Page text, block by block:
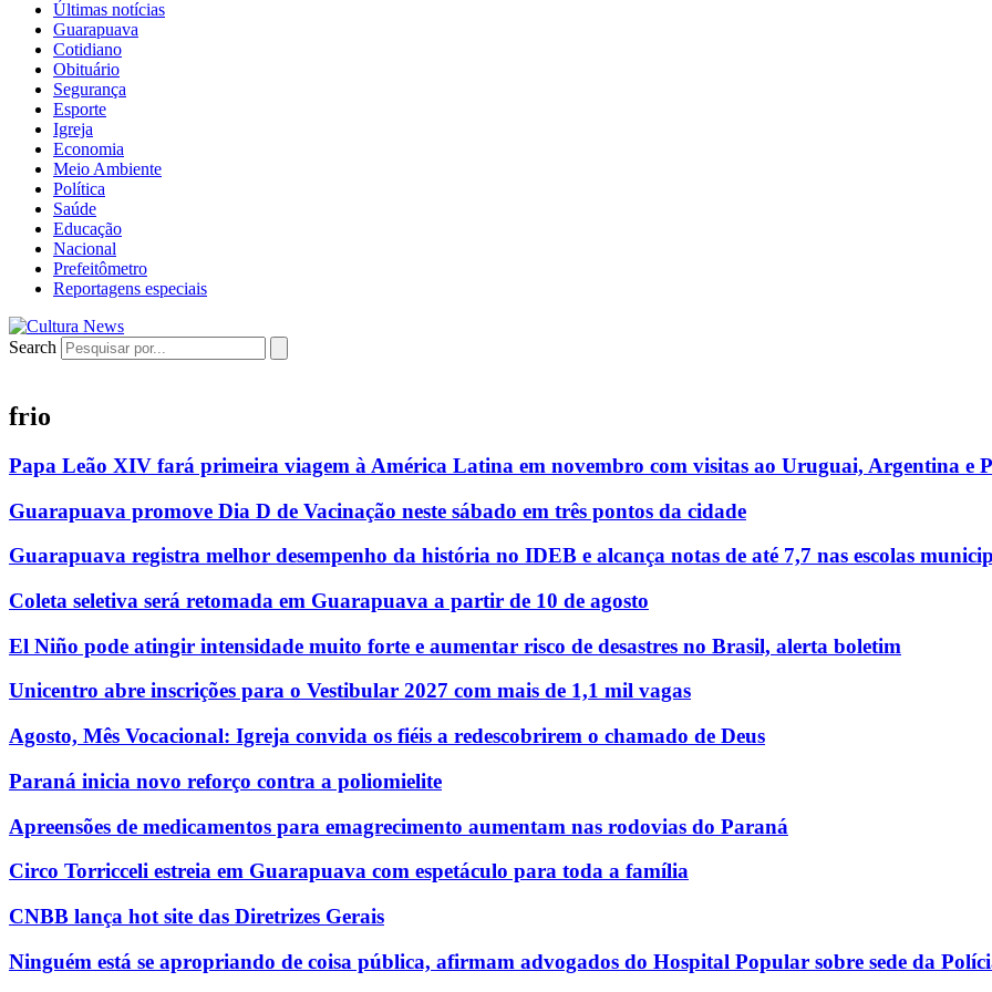
Últimas notícias
Guarapuava
Cotidiano
Obituário
Segurança
Esporte
Igreja
Economia
Meio Ambiente
Política
Saúde
Educação
Nacional
Prefeitômetro
Reportagens especiais
Search
frio
Papa Leão XIV fará primeira viagem à América Latina em novembro com visitas ao Uruguai, Argentina e
Guarapuava promove Dia D de Vacinação neste sábado em três pontos da cidade
Guarapuava registra melhor desempenho da história no IDEB e alcança notas de até 7,7 nas escolas
Coleta seletiva será retomada em Guarapuava a partir de 10 de agosto
El Niño pode atingir intensidade muito forte e aumentar risco de desastres no Brasil, alerta boletim
Unicentro abre inscrições para o Vestibular 2027 com mais de 1,1 mil vagas
Agosto, Mês Vocacional: Igreja convida os fiéis a redescobrirem o chamado de Deus
Paraná inicia novo reforço contra a poliomielite
Apreensões de medicamentos para emagrecimento aumentam nas rodovias do Paraná
Circo Torricceli estreia em Guarapuava com espetáculo para toda a família
CNBB lança hot site das Diretrizes Gerais
Ninguém está se apropriando de coisa pública, afirmam advogados do Hospital Popular sobre sede da